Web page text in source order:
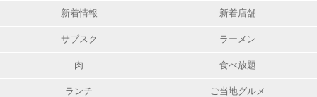
新着情報 新着店舗
サブスク ラーメン
肉 食べ放題
ランチ ご当地グルメ